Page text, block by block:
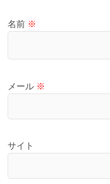
名前 ※
メール ※
サイト